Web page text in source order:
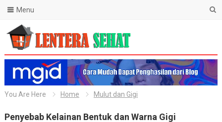
Lentera Sehat
Menu
You Are Here Home Mulut dan Gigi
Penyebab Kelainan Bentuk dan Warna Gigi